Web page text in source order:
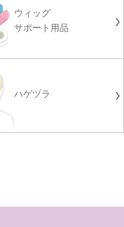
ウィッグ
サポート用品
ハゲヅラ